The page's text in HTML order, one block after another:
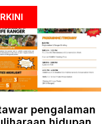
pengalaman